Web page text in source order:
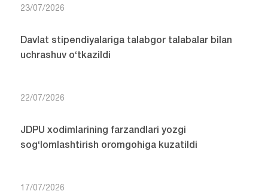
23/07/2026
Davlat stipendiyalariga talabgor talabalar bilan
uchrashuv o‘tkazildi
22/07/2026
JDPU xodimlarining farzandlari yozgi
sog‘lomlashtirish oromgohiga kuzatildi
17/07/2026